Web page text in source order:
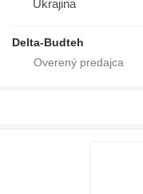
Ukrajina
Delta-Budteh